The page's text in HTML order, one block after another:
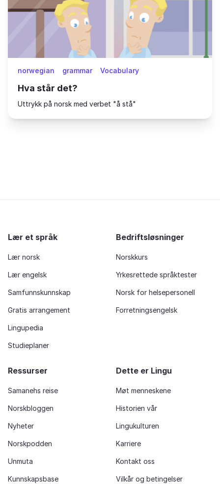
norwegian grammar Vocabulary
Hva står det?
Uttrykk på norsk med verbet "å stå"
Lær et språk
Lær norsk
Lær engelsk
Samfunnskunnskap
Gratis arrangement
Lingupedia
Studieplaner
Bedriftsløsninger
Norskkurs
Yrkesrettede språktester
Norsk for helsepersonell
Forretningsengelsk
Ressurser
Samanehs reise
Norskbloggen
Nyheter
Norskpodden
Unmuta
Kunnskapsbase
Dette er Lingu
Møt menneskene
Historien vår
Lingukulturen
Karriere
Kontakt oss
Vilkår og betingelser